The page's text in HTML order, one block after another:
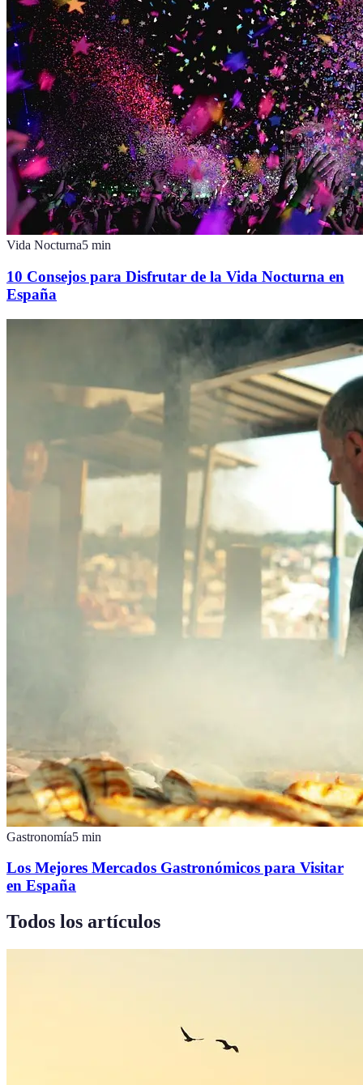
Vida Nocturna5 min
10 Consejos para Disfrutar de la Vida Nocturna en
España
Gastronomía5 min
Los Mejores Mercados Gastronómicos para Visitar
en España
Todos los artículos